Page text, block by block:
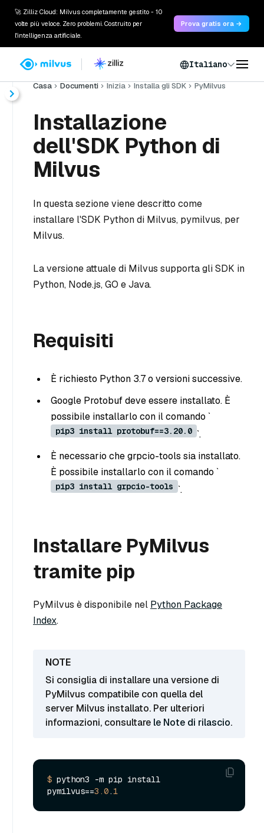
🚀 Zilliz Cloud: Milvus completamente gestito - 10
volte più veloce. Zero problemi. Costruito per
l'intelligenza artificiale.
Prova gratis ora →
Italiano
Casa Documenti Inizia Installa gli SDK PyMilvus
Installazione
dell'SDK Python di
Milvus
In questa sezione viene descritto come
installare l'SDK Python di Milvus, pymilvus, per
Milvus.
La versione attuale di Milvus supporta gli SDK in
Python, Node.js, GO e Java.
Requisiti
È richiesto Python 3.7 o versioni successive.
Google Protobuf deve essere installato. È
possibile installarlo con il comando `
pip3 install protobuf==3.20.0 `.
È necessario che grpcio-tools sia installato.
È possibile installarlo con il comando `
pip3 install grpcio-tools `.
Installare PyMilvus
tramite pip
PyMilvus è disponibile nel Python Package
Index.
Si consiglia di installare una versione di
PyMilvus compatibile con quella del
server Milvus installato. Per ulteriori
informazioni, consultare le Note di rilascio.
$ python3 -m pip install
pymilvus==3.0 . 1